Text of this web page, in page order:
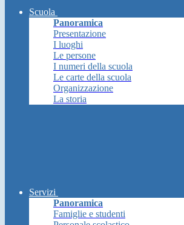
Scuola
Panoramica
Presentazione
I luoghi
Le persone
I numeri della scuola
Le carte della scuola
Organizzazione
La storia
Servizi
Panoramica
Famiglie e studenti